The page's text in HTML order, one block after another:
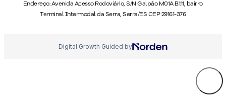
Endereço: Avenida Acesso Rodoviário, S/N Galpão M01A B1.11, bairro
Terminal Intermodal da Serra, Serra/ES CEP 29161-376
Digital Growth Guided by